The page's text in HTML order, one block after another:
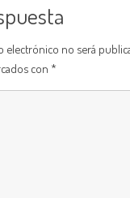
no será
con *